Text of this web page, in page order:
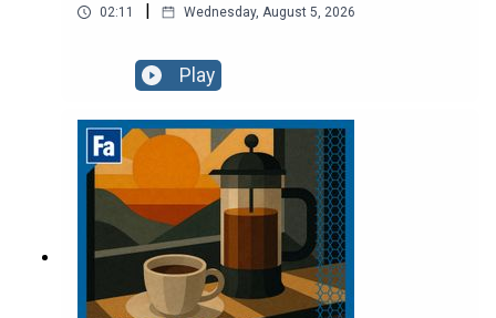
02:11 Wednesday, August 5, 2026
Play